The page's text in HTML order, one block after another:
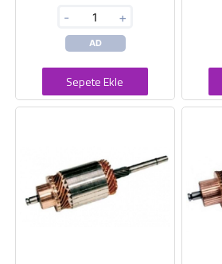
- +
AD
Sepete Ekle